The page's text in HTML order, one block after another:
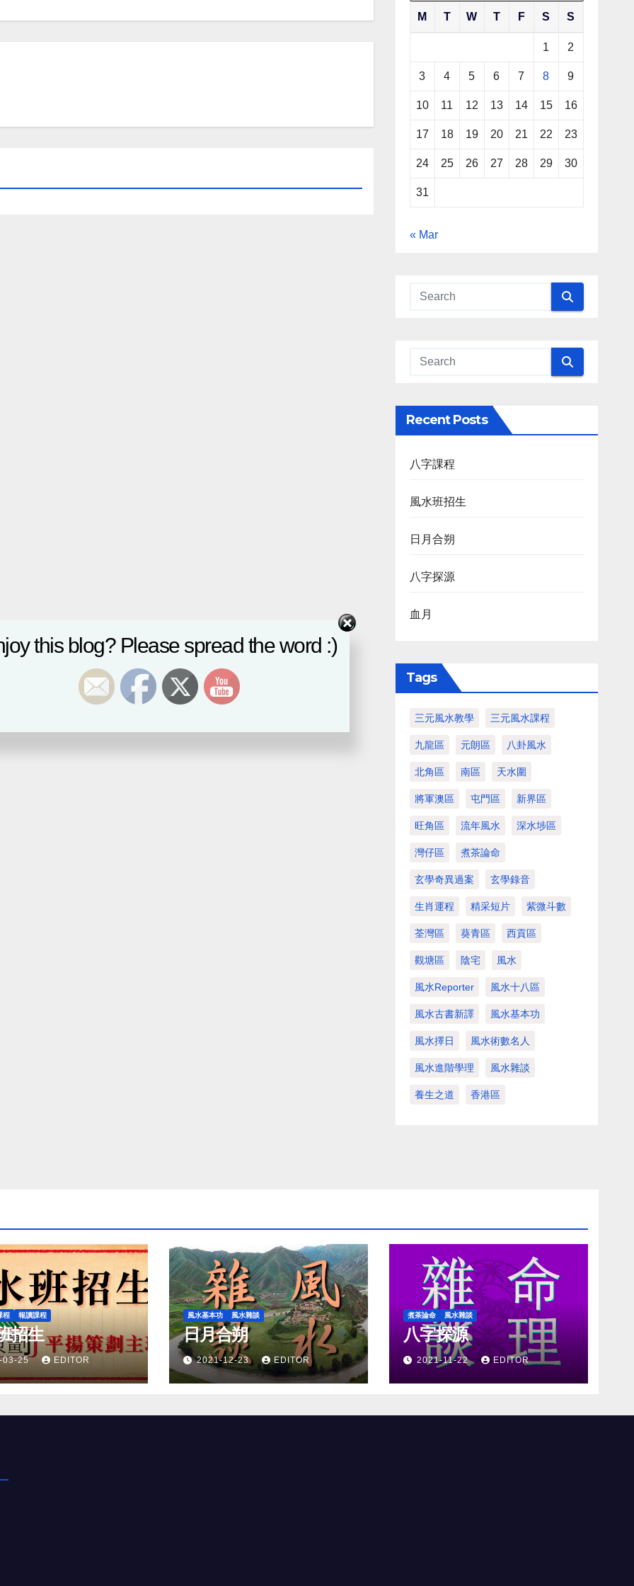
M T W T F S S
1 2
3 4 5 6 7 8 9
10 11 12 13 14 15 16
17 18 19 20 21 22 23
24 25 26 27 28 29 30
31
« Mar
Recent Posts
八字課程
風水班招生
日月合朔
八字探源
血月
Tags
三元風水教學 三元風水課程
九龍區 元朗區 八卦風水
北角區 南區 天水圍
將軍澳區 屯門區 新界區
旺角區 流年風水 深水埗區
灣仔區 煮茶論命
玄學奇異過案 玄學錄音
生肖運程 精采短片 紫微斗數
荃灣區 葵青區 西貢區
觀塘區 陰宅 風水
風水Reporter 風水十八區
風水古書新譯 風水基本功
風水擇日 風水術數名人
風水進階學理 風水雜談
養生之道 香港區
程 報讀課程
招生
03-25 EDITOR
風水基本功 風水雜談
日月合朔
2021-12-23 EDITOR
煮茶論命 風水雜談
八字探源
2021-11-22 EDITOR
this blog? Please spread the word :)